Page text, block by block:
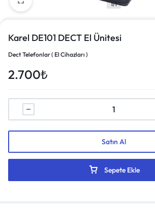
1/1
Karel DE101 DECT El Ünitesi
Dect Telefonlar ( El Cihazları )
2.700₺
Sepete Ekle
Satın Al